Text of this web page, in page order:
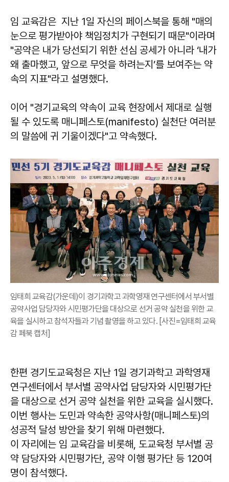
임 교육감은 지난 1일 자신의 페이스북을 통해 "매의
눈으로 평가받아야 책임정치가 구현되기 때문"이라며
"공약은 내가 당선되기 위한 선심 공세가 아니라 ‘내가
왜 출마했고, 앞으로 무엇을 하려는지’를 보여주는 약
속의 지표"라고 설명했다.
이어 "경기교육의 약속이 교육 현장에서 제대로 실행
될 수 있도록 매니페스토(manifesto) 실천단 여러분
의 말씀에 귀 기울이겠다"고 약속했다.
임태희 교육감(가운데)이 경기과학고 과학영재 연구센터에서 부서별
공약사업 담당자와 시민평가단을 대상으로 선거 공약 실천을 위한 교
육을 실시하고 참석자들과 기념 촬영을 하고 있다. [사진=임태희 교육
감 페북 캡처]
한편 경기도교육청은 지난 1일 경기과학고 과학영재
연구센터에서 부서별 공약사업 담당자와 시민평가단
을 대상으로 선거 공약 실천을 위한 교육을 실시했다.
이번 행사는 도민과 약속한 공약사항(매니페스토)의
성공적 달성 방안을 찾기 위해 마련했다.
이 자리에는 임 교육감을 비롯해, 도교육청 부서별 공
약 담당자와 시민평가단, 공약 이행 평가단 등 120여
명이 참석했다.